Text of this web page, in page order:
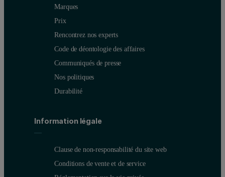
À propos de Malvern Panalytical
Carrières
Marques
Prix
Rencontrez nos experts
Code de déontologie des affaires
Communiqués de presse
Durabilité
Information légale